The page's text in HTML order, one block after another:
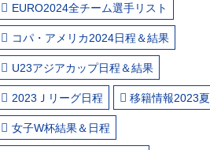
EURO2024全チーム選手リスト
コパ・アメリカ2024日程＆結果
U23アジアカップ日程＆結果
2023Ｊリーグ日程 移籍情報2023夏
女子W杯結果＆日程